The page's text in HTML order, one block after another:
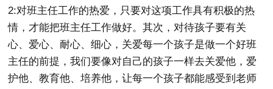
2:对班主任工作的热爱，只要对这项工作具有积极的热
情，才能把班主任工作做好。其次，对待孩子要有关
心、爱心、耐心、细心，关爱每一个孩子是做一个好班
主任的前提，我们要像对自己的孩子一样去关爱他，爱
护他、教育他、培养他，让每一个孩子都能感受到老师